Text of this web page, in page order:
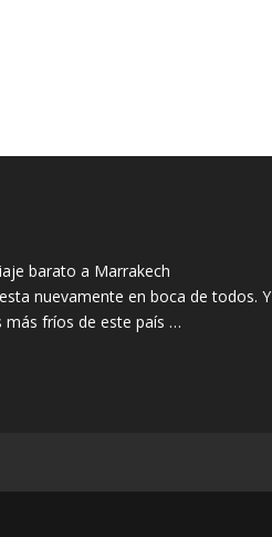
barato a Marrakech
nuevamente en boca de todos. Y
más fríos de este país …